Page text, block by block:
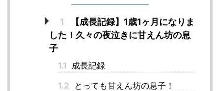
1
【成長記録】1歳1ヶ月になりま
した！久々の夜泣きに甘えん坊の息
子
1.1 成長記録
1.2 とっても甘えん坊の息子！